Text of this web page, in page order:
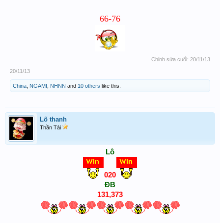
66-76
Chỉnh sửa cuối: 20/11/13
20/11/13
China NGAMI NHNN and 10 others like this.
Lố thanh
Thần Tài
Lô
020
ĐB
131,373